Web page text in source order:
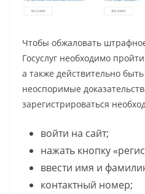
Чтобы обжаловать
Госуслуг необходимо
а также действительно
неоспоримые
зарегистрироваться
войти на сайт;
нажать кнопку
ввести имя и
контактный номер;